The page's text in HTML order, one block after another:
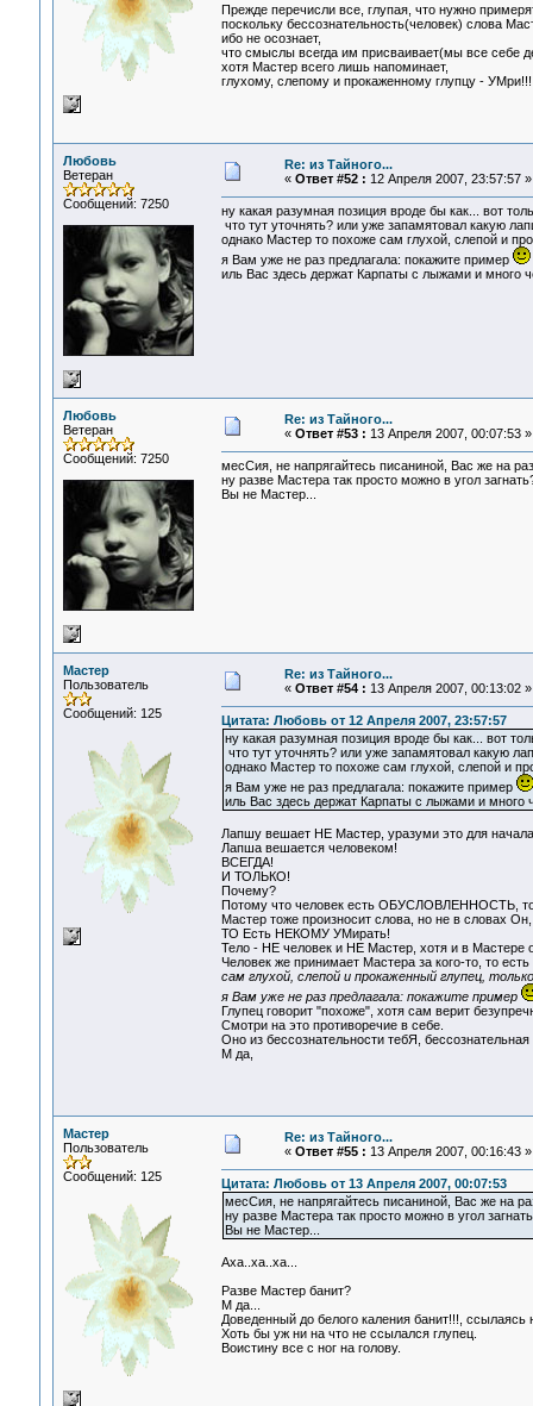
Прежде перечисли все, глупая, что нужно
поскольку бессознательность(человек) слова
ибо не осознает,
что смыслы всегда им присваивает(мы все себе
хотя Мастер всего лишь напоминает,
глухому, слепому и прокаженному глупцу - УМри!!!
Любовь
Ветеран
Сообщений: 7250
Re: из Тайного...
« Ответ #52 : 12 Апреля 2007, 23:57:57 »
ну какая разумная позиция вроде бы как... вот
что тут уточнять? или уже запамятовал какую
однако Мастер то похоже сам глухой, слепой и
я Вам уже не раз предлагала: покажите пример
иль Вас здесь держат Карпаты с лыжами и много
Любовь
Ветеран
Сообщений: 7250
Re: из Тайного...
« Ответ #53 : 13 Апреля 2007, 00:07:53 »
месСия, не напрягайтесь писаниной, Вас же на
ну разве Мастера так просто можно в угол
Вы не Мастер...
Мастер
Пользователь
Сообщений: 125
Re: из Тайного...
« Ответ #54 : 13 Апреля 2007, 00:13:02 »
Цитата: Любовь от 12 Апреля 2007, 23:57:57
ну какая разумная позиция вроде бы как... вот
что тут уточнять? или уже запамятовал какую
однако Мастер то похоже сам глухой, слепой и
я Вам уже не раз предлагала: покажите пример
иль Вас здесь держат Карпаты с лыжами и много
Лапшу вешает НЕ Мастер, уразуми это для
Лапша вешается человеком!
ВСЕГДА!
И ТОЛЬКО!
Почему?
Потому что человек есть ОБУСЛОВЛЕННОСТЬ,
Мастер тоже произносит слова, но не в словах
ТО Есть НЕКОМУ УМирать!
Тело - НЕ человек и НЕ Мастер, хотя и в Мастере
Человек же принимает Мастера за кого-то, то
сам глухой, слепой и прокаженный глупец,
я Вам уже не раз предлагала: покажите пример
Глупец говорит "похоже", хотя сам верит
Смотри на это противоречие в себе.
Оно из бессознательности тебЯ,
М да,
Мастер
Пользователь
Сообщений: 125
Re: из Тайного...
« Ответ #55 : 13 Апреля 2007, 00:16:43 »
Цитата: Любовь от 13 Апреля 2007, 00:07:53
месСия, не напрягайтесь писаниной, Вас же на
ну разве Мастера так просто можно в угол
Вы не Мастер...
Аха..ха..ха...
Разве Мастер банит?
М да...
Доведенный до белого каления банит!!!, ссылаясь
Хоть бы уж ни на что не ссылался глупец.
Воистину все с ног на голову.